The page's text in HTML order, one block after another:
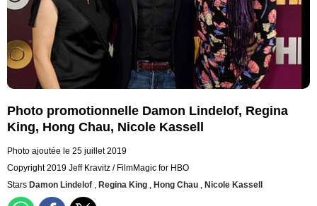
Photo promotionnelle Damon Lindelof, Regina
King, Hong Chau, Nicole Kassell
Photo ajoutée le 25 juillet 2019
Copyright 2019 Jeff Kravitz / FilmMagic for HBO
Stars Damon Lindelof , Regina King , Hong Chau , Nicole Kassell